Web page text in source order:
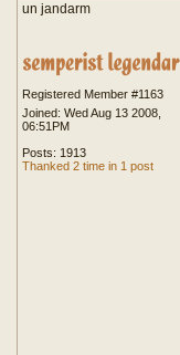
un jandarm
Registered Member #1163
Joined: Wed Aug 13 2008,
06:51PM
Posts: 1913
Thanked 2 time in 1 post